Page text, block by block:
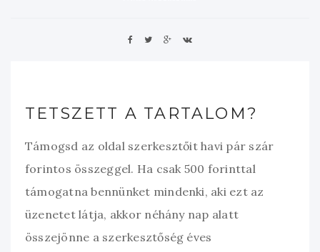
TETSZETT A TARTALOM?
Támogsd az oldal szerkesztőit havi pár szár
forintos összeggel. Ha csak 500 forinttal
támogatna bennünket mindenki, aki ezt az
üzenetet látja, akkor néhány nap alatt
összejönne a szerkesztőség éves